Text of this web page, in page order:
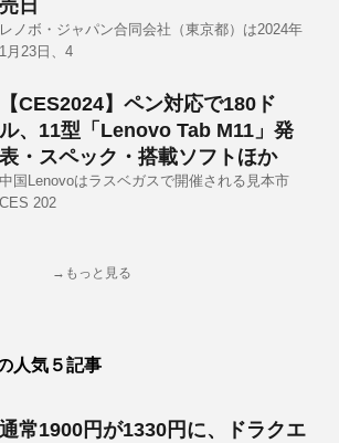
売日
レノボ・ジャパン合同会社（東京都）は2024年
1月23日、4
【CES2024】ペン対応で180ド
ル、11型「Lenovo Tab M11」発
表・スペック・搭載ソフトほか
中国Lenovoはラスベガスで開催される見本市
CES 202
→もっと見る
人気５記事
通常1900円が1330円に、ドラクエ